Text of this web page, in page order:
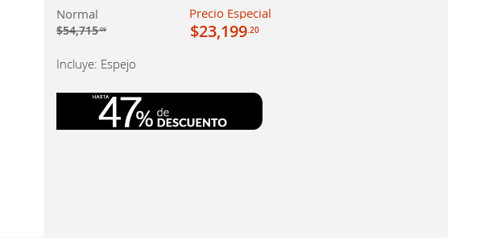
Normal
$54,715.09
Precio Especial
$23,199.20
Incluye: Espejo